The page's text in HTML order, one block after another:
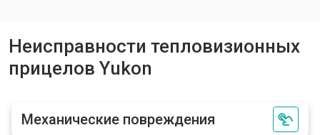
Неисправности тепловизионных
прицелов Yukon
Механические повреждения